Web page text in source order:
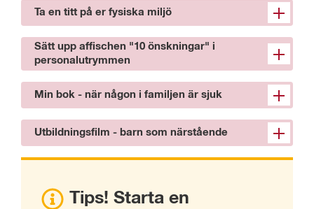
Ta en titt på er fysiska miljö
Sätt upp affischen "10 önskningar" i
personalutrymmen
Min bok - när någon i familjen är sjuk
Utbildningsfilm - barn som närstående
Tips! Starta en